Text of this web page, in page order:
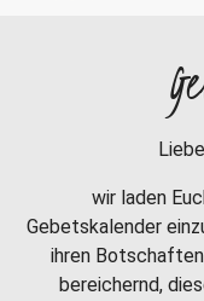
wir laden
Gebetskalender
ihren
bereichernd,